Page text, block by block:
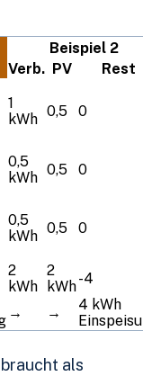
Beispiel 2
Verb. PV Rest
1
kWh 0,5 0
0,5
kWh 0,5 0
0,5
kWh 0,5 0
2
kWh
2
kWh-4
→ →
4 kWh
als